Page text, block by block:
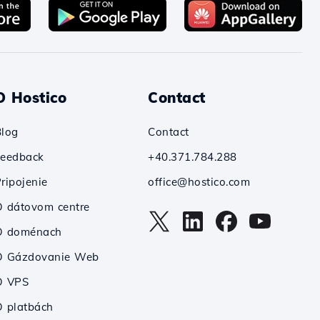
Hostico
dátovom centre
doménach
Gázdovanie Web
VPS
platbách
Contact
Contact
+40.371.784.288
office@hostico.com